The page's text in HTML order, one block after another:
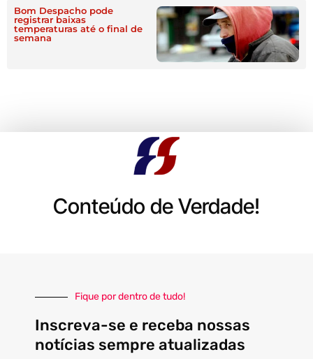
Bom Despacho pode
registrar baixas
temperaturas até o final de
semana
Conteúdo de Verdade!
Fique por dentro de tudo!
Inscreva-se e receba nossas
notícias sempre atualizadas